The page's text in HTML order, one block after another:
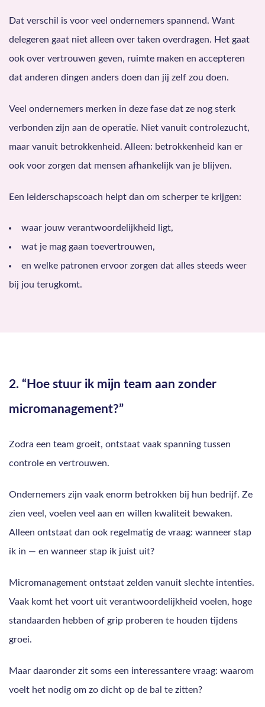
Dat verschil is voor veel ondernemers spannend. Want
delegeren gaat niet alleen over taken overdragen. Het gaat
ook over vertrouwen geven, ruimte maken en accepteren
dat anderen dingen anders doen dan jij zelf zou doen.
Veel ondernemers merken in deze fase dat ze nog sterk
verbonden zijn aan de operatie. Niet vanuit controlezucht,
maar vanuit betrokkenheid. Alleen: betrokkenheid kan er
ook voor zorgen dat mensen afhankelijk van je blijven.
Een leiderschapscoach helpt dan om scherper te krijgen:
waar jouw verantwoordelijkheid ligt,
wat je mag gaan toevertrouwen,
en welke patronen ervoor zorgen dat alles steeds weer
bij jou terugkomt.
2. “Hoe stuur ik mijn team aan zonder
micromanagement?”
Zodra een team groeit, ontstaat vaak spanning tussen
controle en vertrouwen.
Ondernemers zijn vaak enorm betrokken bij hun bedrijf. Ze
zien veel, voelen veel aan en willen kwaliteit bewaken.
Alleen ontstaat dan ook regelmatig de vraag: wanneer stap
ik in — en wanneer stap ik juist uit?
Micromanagement ontstaat zelden vanuit slechte intenties.
Vaak komt het voort uit verantwoordelijkheid voelen, hoge
standaarden hebben of grip proberen te houden tijdens
groei.
Maar daaronder zit soms een interessantere vraag: waarom
voelt het nodig om zo dicht op de bal te zitten?